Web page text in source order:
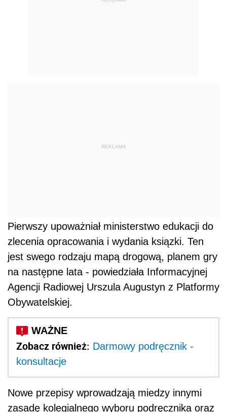
REKLAMA
Pierwszy upoważniał ministerstwo edukacji do
zlecenia opracowania i wydania ksiązki. Ten
jest swego rodzaju mapą drogową, planem gry
na następne lata - powiedziała Informacyjnej
Agencji Radiowej Urszula Augustyn z Platformy
Obywatelskiej.
Zobacz również: Darmowy podręcznik -
konsultacje
Nowe przepisy wprowadzają miedzy innymi
zasadę kolegialnego wyboru podręcznika oraz